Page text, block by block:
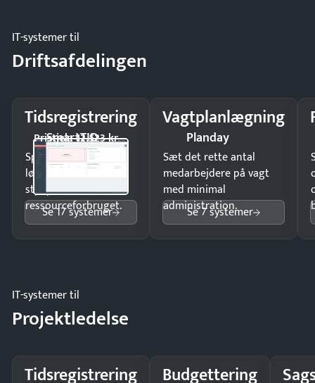
IT-systemer til
Driftsafdelingen
Tidsregistrering
SmartTID
Pristjek: 12.523 kr
Spar tid på
lønberegning og få
styr på
ressourceforbruget.
Se 17 systemer
Vagtplanlægning
Planday
Sæt det rette antal
medarbejdere på vagt
med minimal
administration.
Se 7 systemer
IT-systemer til
Projektledelse
Tidsregistrering Budgettering